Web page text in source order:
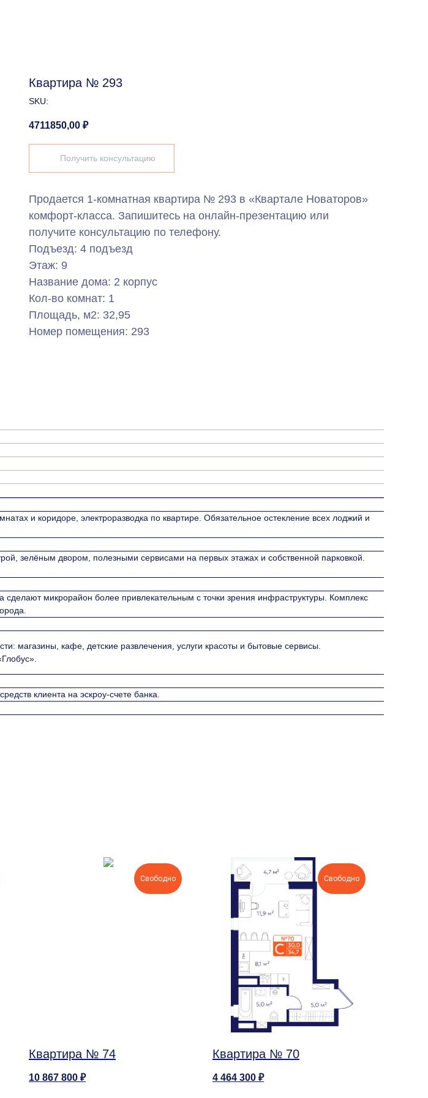
Квартира № 293
SKU:
4711850,00 ₽
Получить консультацию
Продается 1-комнатная квартира № 293 в «Квартале Новаторов»
комфорт-класса. Запишитесь на онлайн-презентацию или
получите консультацию по телефону.
Подъезд: 4 подъезд
Этаж: 9
Название дома: 2 корпус
Кол-во комнат: 1
Площадь, м2: 32,95
Номер помещения: 293
и коридоре, электроразводка по квартире. Обязательное остекление всех лоджий и
зелёным двором, полезными сервисами на первых этажах и собственной парковкой.
микрорайон более привлекательным с точки зрения инфраструктуры. Комплекс
магазины, кафе, детские развлечения, услуги красоты и бытовые сервисы.
клиента на эскроу-счете банка.
Свободно
Квартира № 74
10 867 800 ₽
Свободно
Квартира № 70
4 464 300 ₽